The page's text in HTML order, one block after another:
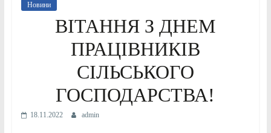
Новини
ВІТАННЯ З ДНЕМ
ПРАЦІВНИКІВ
СІЛЬСЬКОГО
ГОСПОДАРСТВА!
18.11.2022 admin